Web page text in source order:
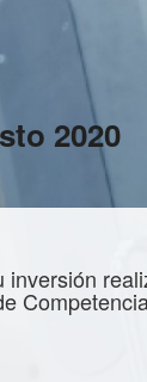
2020